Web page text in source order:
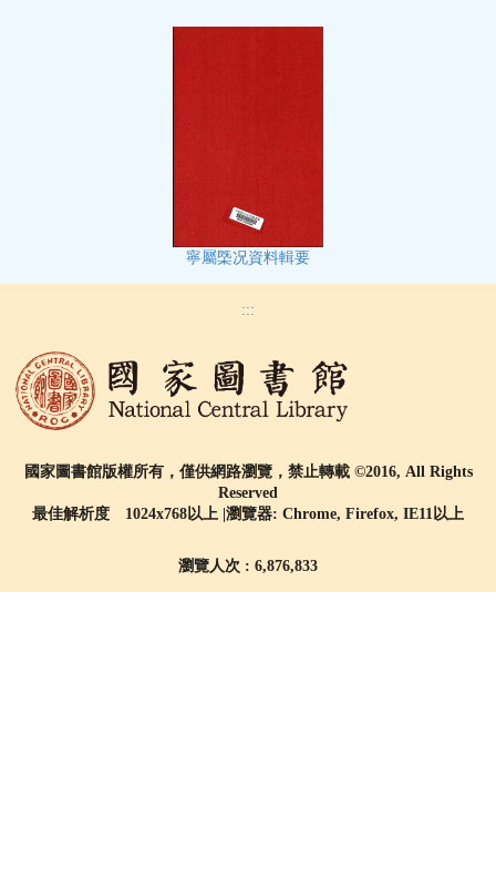
寧屬㮣况資料輯要
:::
國家圖書館版權所有，僅供網路瀏覽，禁止轉載 ©2016, All Rights
Reserved
最佳解析度 1024x768以上 |瀏覽器: Chrome, Firefox, IE11以上
瀏覽人次 : 6,876,833